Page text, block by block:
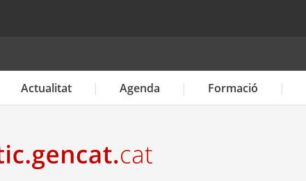
Actualitat Agenda Formació